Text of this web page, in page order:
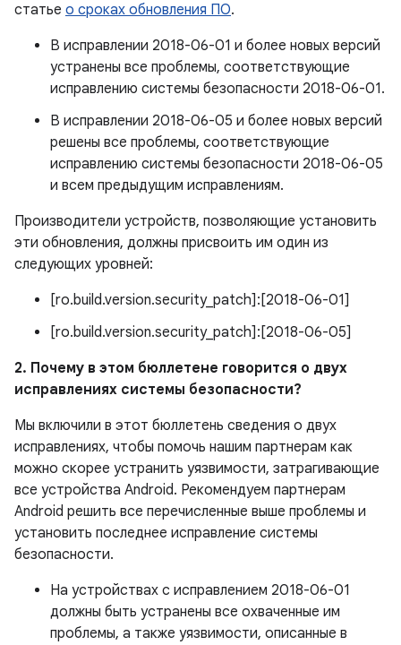
статье о сроках обновления ПО.
В исправлении 2018-06-01 и более новых версий
устранены все проблемы, соответствующие
исправлению системы безопасности 2018-06-01.
В исправлении 2018-06-05 и более новых версий
решены все проблемы, соответствующие
исправлению системы безопасности 2018-06-05
и всем предыдущим исправлениям.
Производители устройств, позволяющие установить
эти обновления, должны присвоить им один из
следующих уровней:
[ro.build.version.security_patch]:[2018-06-01]
[ro.build.version.security_patch]:[2018-06-05]
2. Почему в этом бюллетене говорится о двух
исправлениях системы безопасности?
Мы включили в этот бюллетень сведения о двух
исправлениях, чтобы помочь нашим партнерам как
можно скорее устранить уязвимости, затрагивающие
все устройства Android. Рекомендуем партнерам
Android решить все перечисленные выше проблемы и
установить последнее исправление системы
безопасности.
На устройствах с исправлением 2018-06-01
должны быть устранены все охваченные им
проблемы, а также уязвимости, описанные в